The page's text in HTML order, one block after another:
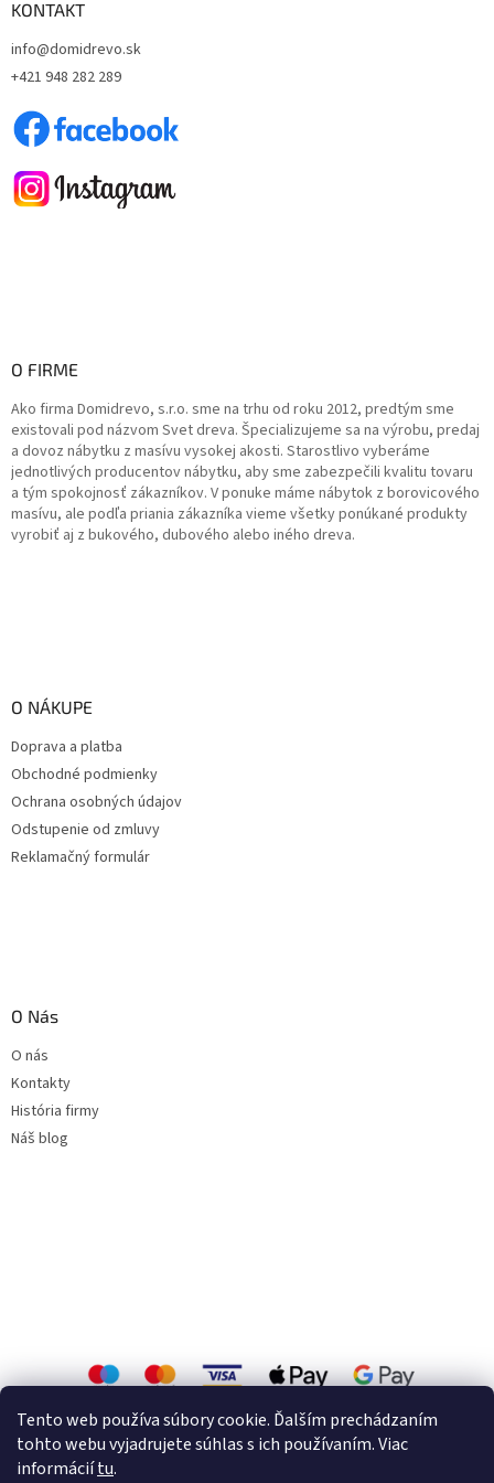
Tento web používa súbory cookie. Ďalším prechádzaním
tohto webu vyjadrujete súhlas s ich používaním. Viac
informáciítu.
KONTAKT
info@domidrevo.sk
+421 948 282 289
O FIRME
Ako firma Domidrevo, s.r.o. sme na trhu od roku 2012, predtým sme
existovali pod názvom Svet dreva. Špecializujeme sa na výrobu, predaj
a dovoz nábytku z masívu vysokej akosti. Starostlivo vyberáme
jednotlivých producentov nábytku, aby sme zabezpečili kvalitu tovaru
a tým spokojnosť zákazníkov. V ponuke máme nábytok z borovicového
masívu, ale podľa priania zákazníka vieme všetky ponúkané produkty
vyrobiť aj z bukového, dubového alebo iného dreva.
O NÁKUPE
Doprava a platba
Obchodné podmienky
Ochrana osobných údajov
Odstupenie od zmluvy
Reklamačný formulár
O Nás
O nás
Kontakty
História firmy
Náš blog